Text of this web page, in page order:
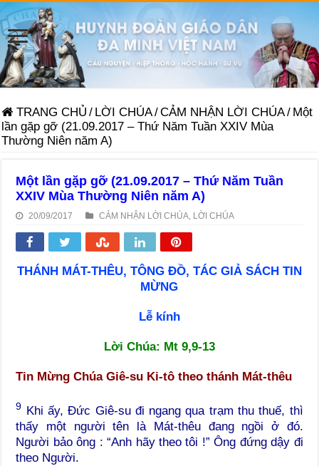
TRANG CHỦ / LỜI CHÚA/CẢM NHẬN LỜI CHÚA/ Một
lần gặp gỡ (21.09.2017 – Thứ Năm Tuần XXIV Mùa
Thường Niên năm A)
Một lần gặp gỡ (21.09.2017 – Thứ Năm Tuần
XXIV Mùa Thường Niên năm A)
20/09/2017 CẢM NHẬN LỜI CHÚA LỜI CHÚA
THÁNH MÁT-THÊU, TÔNG ĐỒ, TÁC GIẢ SÁCH TIN
MỪNG
Lễ kính
Lời Chúa: Mt 9,9-13
Tin Mừng Chúa Giê-su Ki-tô theo thánh Mát-thêu
9
Khi ấy, Đức Giê-su đi ngang qua trạm thu thuế, thì
thấy một người tên là Mát-thêu đang ngồi ở đó.
Người bảo ông : “Anh hãy theo tôi !” Ông đứng dậy đi
theo Người.